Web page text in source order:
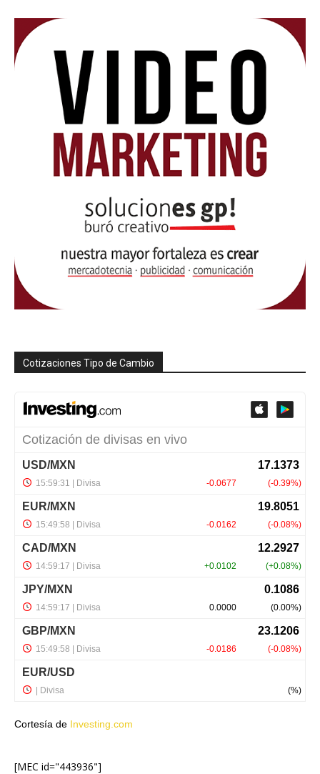
Cotizaciones Tipo de Cambio
Cortesía de Investing.com
[MEC id="443936"]